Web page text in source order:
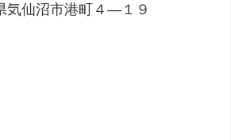
気仙沼市港町４―１９